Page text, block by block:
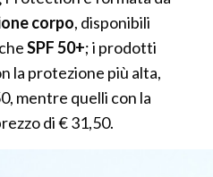
corpo, disponibili
SPF 50+; i prodotti
la protezione più alta,
mentre quelli con la
di € 31,50.